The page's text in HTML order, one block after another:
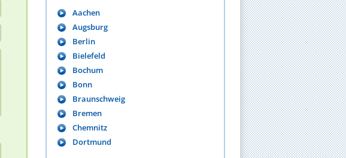
Aachen
Augsburg
Berlin
Bielefeld
Bochum
Bonn
Braunschweig
Bremen
Chemnitz
Dortmund